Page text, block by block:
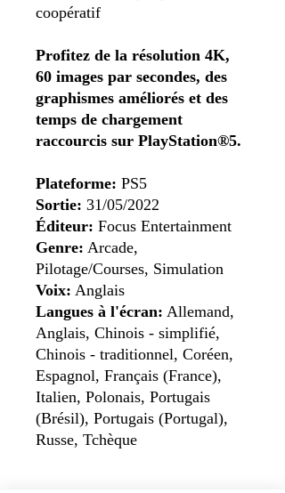
coopératif
Profitez de la résolution 4K,
60 images par secondes, des
graphismes améliorés et des
temps de chargement
raccourcis sur PlayStation®5.
Plateforme: PS5
Sortie: 31/05/2022
Éditeur: Focus Entertainment
Genre: Arcade,
Pilotage/Courses, Simulation
Voix: Anglais
Langues à l'écran: Allemand,
Anglais, Chinois - simplifié,
Chinois - traditionnel, Coréen,
Espagnol, Français (France),
Italien, Polonais, Portugais
(Brésil), Portugais (Portugal),
Russe, Tchèque